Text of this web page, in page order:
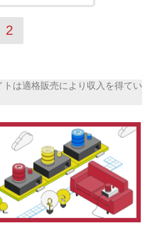
2
は適格販売により収入を得てい